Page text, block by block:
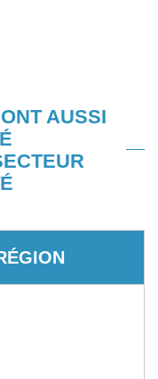
AUSSI